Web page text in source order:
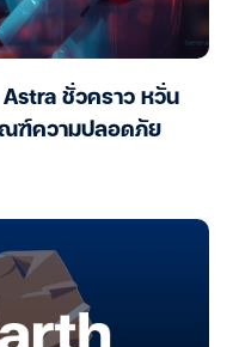
ชั่วคราว หวั่น
ณฑ์ความปลอดภัย